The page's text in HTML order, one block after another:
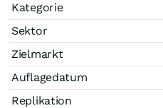
Kategorie
Sektor
Zielmarkt
Auflagedatum
Replikation